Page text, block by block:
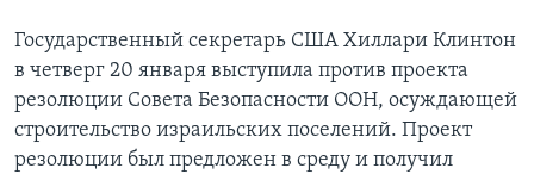
Государственный секретарь США Хиллари Клинтон
в четверг 20 января выступила против проекта
резолюции Совета Безопасности ООН, осуждающей
строительство израильских поселений. Проект
резолюции был предложен в среду и получил